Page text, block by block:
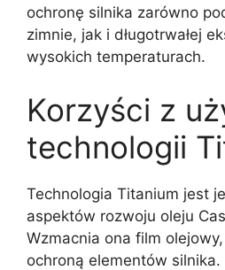
ochronę silnika zarówno
zimnie, jak i długotrwałej
wysokich temperaturach.
Korzyści z
technologii
Technologia Titanium jest
aspektów rozwoju oleju
Wzmacnia ona film
ochroną elementów